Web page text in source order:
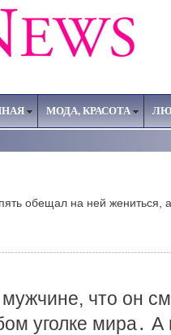
МОДА, КРАСОТА
обещал на ней жениться,
что он
уголке мира․ А